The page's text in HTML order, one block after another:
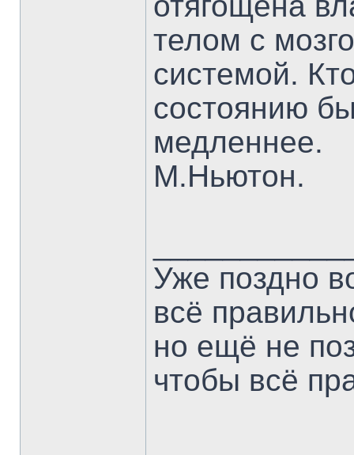
телом с
системой.
состоянию
медленнее.
М.Ньютон.
Уже поздно
всё
но ещё не
чтобы всё